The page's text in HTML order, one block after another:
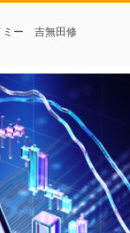
ミー 吉無田修